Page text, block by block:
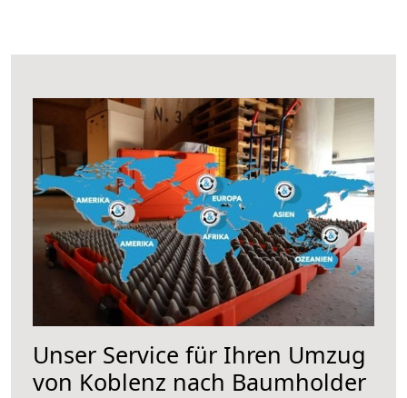
Unser Service für Ihren Umzug
von Koblenz nach Baumholder